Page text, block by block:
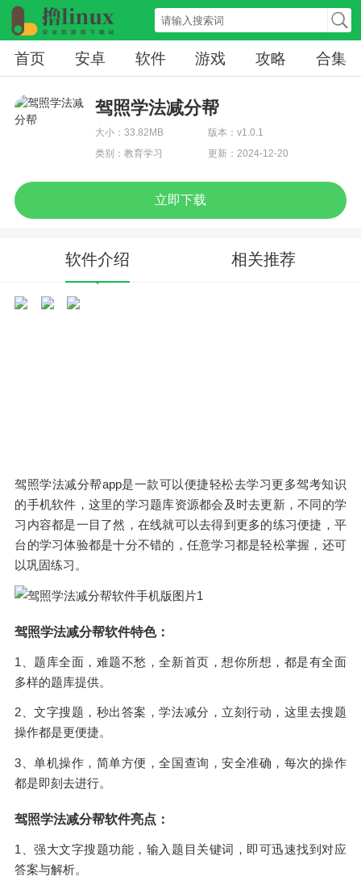
首页 安卓 软件 游戏 攻略 合集
驾照学法减分帮
大小：33.82MB
版本：v1.0.1
类别：教育学习
更新：2024-12-20
立即下载
软件介绍 相关推荐
驾照学法减分帮app是一款可以便捷轻松去学习更多驾考知识
的手机软件，这里的学习题库资源都会及时去更新，不同的学
习内容都是一目了然，在线就可以去得到更多的练习便捷，平
台的学习体验都是十分不错的，任意学习都是轻松掌握，还可
以巩固练习。
驾照学法减分帮软件特色：
1、题库全面，难题不愁，全新首页，想你所想，都是有全面
多样的题库提供。
2、文字搜题，秒出答案，学法减分，立刻行动，这里去搜题
操作都是更便捷。
3、单机操作，简单方便，全国查询，安全准确，每次的操作
都是即刻去进行。
驾照学法减分帮软件亮点：
1、强大文字搜题功能，输入题目关键词，即可迅速找到对应
答案与解析。